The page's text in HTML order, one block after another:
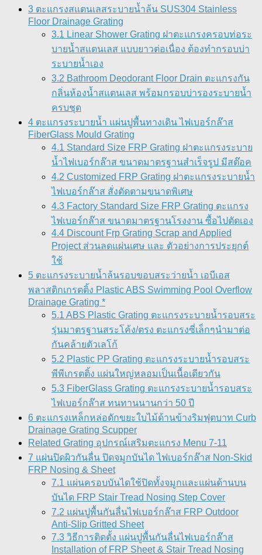
3 ตะแกรงสแตนเลสระบายน้ำล้น SUS304 Stainless
Floor Drainage Grating
3.1 Linear Shower Grating ฝาตะแกรงครอบท่อระ
บายน้ำสแตนเลส แบบยาวต่อเนื่อง ต้องทำกรอบบ่า
ระบายน้ำเอง
3.2 Bathroom Deodorant Floor Drain ตะแกรงกัน
กลิ่นห้องน้ำสแตนเลส พร้อมกรอบบ่ารองระบายน้ำ
ครบชุด
4 ตะแกรงระบายน้ำ แผ่นปูพื้นทางเดิน ไฟเบอร์กล๊าส
FiberGlass Mould Grating
4.1 Standard Size FRP Grating ฝาตะแกรงระบาย
น้ำไฟเบอร์กล๊าส ขนาดมาตรฐานสำเร็จรูป มีสต๊อค
4.2 Customized FRP Grating ฝาตะแกรงระบายน้ำ
ไฟเบอร์กล๊าส สั่งตัดตามขนาดพิเศษ
4.3 Factory Standard Size FRP Grating ตะแกรง
ไฟเบอร์กล๊าส ขนาดมาตรฐานโรงงาน ซื้อไปตัดเอง
4.4 Discount Frp Grating Scrap and Applied
Project ส่วนลดแผ่นเศษ และ ตัวอย่างการประยุกต์
ใช้
5 ตะแกรงระบายน้ำล้นรอบขอบสระว่ายน้ำ เอบีเอส
พลาสติกเกรตติ้ง Plastic ABS Swimming Pool Overflow
Drainage Grating *
5.1 ABS Plastic Grating ตะแกรงระบายน้ำรอบสระ
รุ่นมาตรฐานสระโค้ง/ตรง ตะแกรงซี่เล็กๆนำมาต่อ
กันคล้ายตัวเลโก้
5.2 Plastic PP Grating ตะแกรงระบายน้ำรอบสระ
พีพีเกรตติ้ง แผ่นใหญ่หลอมเป็นเนื้อเดียวกัน
5.3 FiberGlass Grating ตะแกรงระบายน้ำรอบสระ
ไฟเบอร์กล๊าส ทนทานนานกว่า 50 ปี
6 ตะแกรงเหล็กหล่อดักขยะใบไม้ด้านข้างริมฟุตบาท Curb
Drainage Grating Scupper
Related Grating อุปกรณ์เสริมตะแกรง Menu 7-11
7 แผ่นปิดผิวกันลื่น ปิดจมูกบันได ไฟเบอร์กล๊าส Non-Skid
FRP Nosing & Sheet
7.1 แผ่นครอบบันไดใช้ปิดทั้งจมูกและแผ่นด้านบน
บันได FRP Stair Tread Nosing Step Cover
7.2 แผ่นปูพื้นกันลื่นไฟเบอร์กล๊าส FRP Outdoor
Anti-Slip Gritted Sheet
7.3 วิธีการติดตั้ง แผ่นปูพื้นกันลื่นไฟเบอร์กล๊าส
Installation of FRP Sheet & Stair Tread Nosing